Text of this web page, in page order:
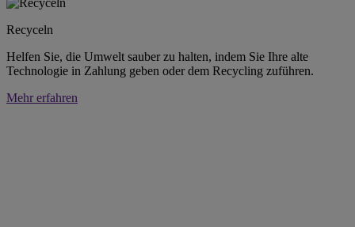
Recyceln
Helfen Sie, die Umwelt sauber zu halten, indem Sie Ihre alte
Technologie in Zahlung geben oder dem Recycling zuführen.
Mehr erfahren